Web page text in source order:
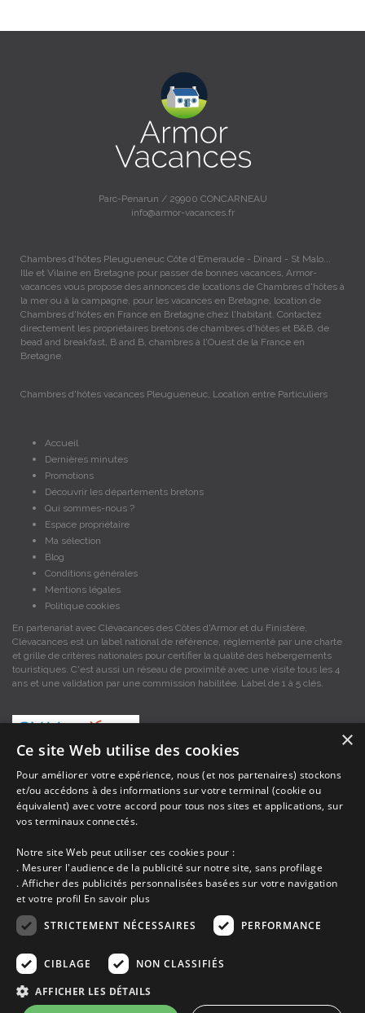
Parc-Penarun / 29900 CONCARNEAU
info@armor-vacances.fr
Chambres d'hôtes Pleugueneuc Côte d'Emeraude - Dinard - St Malo...
Ille et Vilaine en Bretagne pour passer de bonnes vacances, Armor-
vacances vous propose des annonces de locations de Chambres d'hôtes à
la mer ou à la campagne, pour les vacances en Bretagne, location de
Chambres d'hôtes en France en Bretagne chez l'habitant. Contactez
directement les propriétaires bretons de chambres d'hôtes et B&B, de
bead and breakfast, B and B, chambres à l'Ouest de la France en
Bretagne.
Chambres d'hôtes vacances Pleugueneuc, Location entre Particuliers
Accueil
Dernières minutes
Promotions
Découvrir les départements bretons
Qui sommes-nous ?
Espace propriétaire
Ma sélection
Blog
Conditions générales
Mentions légales
Politique cookies
En partenariat avec Clévacances des Côtes d'Armor et du Finistère,
Clévacances est un label national de référence, réglementé par une charte
et grille de critères nationales pour certifier la qualité des hébergements
touristiques. C'est aussi un réseau de proximité avec une visite tous les 4
ans et une validation par une commission habilitée. Label de 1 à 5 clés.
Les descriptions et photos contenues dans le site Armor-vacances sont sous
la responsabilité des propriétaires, ces informations sont indicatives et non
contractuelles. Les données sont protégées par copyright Armor-vacances.
Armor-vacances n'est pas un organisme et ne touche aucune commission
sur les locations, c'est simplement un annuaire d'hébergements de
vacances en Bretagne, un service de petites annonces de location DE
PARTICULIER A PARTICULIER.
Avant de prendre possession du logement vous devez obtenir du
propriétaire un contrat qui stipule les clauses et le descriptif de la location,
grâce à ce contrat vous pouvez faire valoir vos droits si le logement ne
×
Ce site Web utilise des cookies
Pour améliorer votre expérience, nous (et nos partenaires) stockons
et/ou accédons à des informations sur votre terminal (cookie ou
équivalent) avec votre accord pour tous nos sites et applications, sur
vos terminaux connectés.
Notre site Web peut utiliser ces cookies pour :
. Mesurer l'audience de la publicité sur notre site, sans profilage
. Afficher des publicités personnalisées basées sur votre navigation
et votre profil En savoir plus
STRICTEMENT NÉCESSAIRES
PERFORMANCE
CIBLAGE NON CLASSIFIÉS
AFFICHER LES DÉTAILS